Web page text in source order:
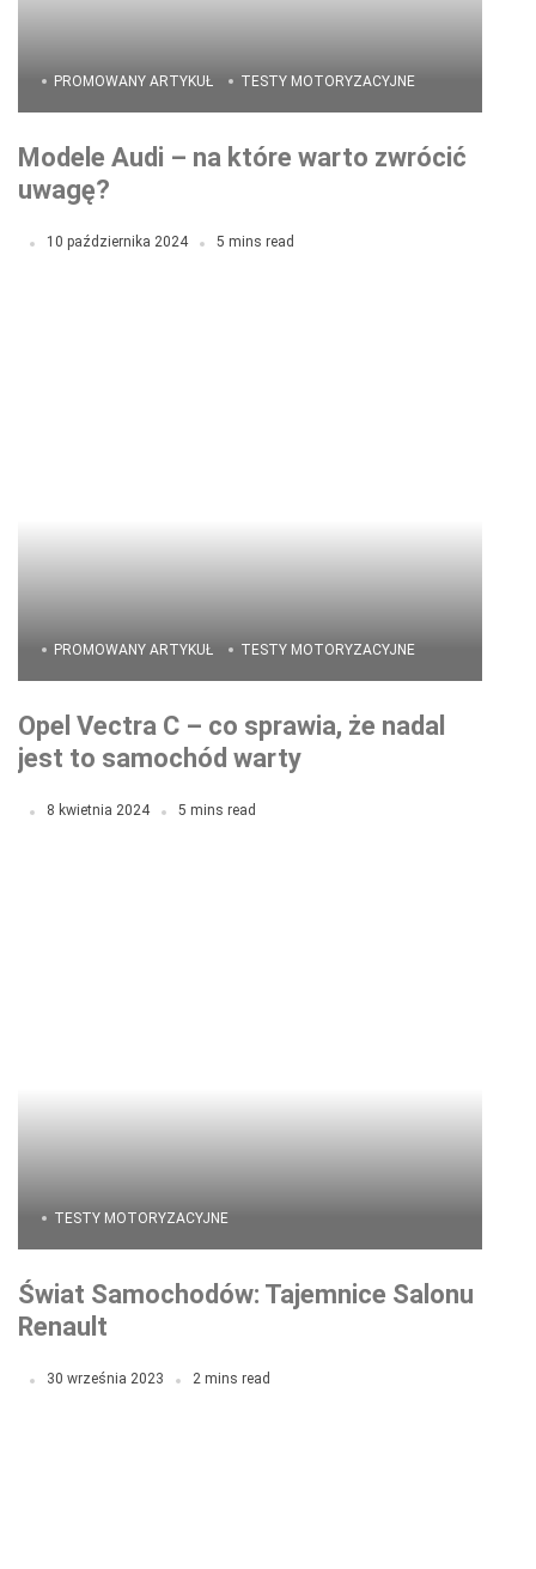
PROMOWANY ARTYKUŁ TESTY MOTORYZACYJNE
Modele Audi – na które warto zwrócić
uwagę?
10 października 2024 5 mins read
PROMOWANY ARTYKUŁ TESTY MOTORYZACYJNE
Opel Vectra C – co sprawia, że nadal
jest to samochód warty
8 kwietnia 2024 5 mins read
TESTY MOTORYZACYJNE
Świat Samochodów: Tajemnice Salonu
Renault
30 września 2023 2 mins read